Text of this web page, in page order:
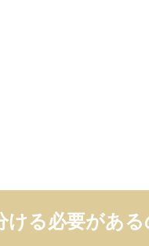
ける必要があ